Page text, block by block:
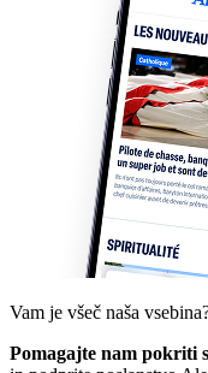
Vam je všeč naša
Pomagajte nam pokriti